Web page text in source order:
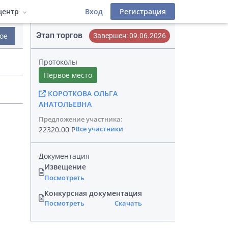
Лицензионный договор
Инструкции
Вход Регистрация
Этап торгов Завершен: 09.06.2026
Протоколы
Первое место
КОРОТКОВА ОЛЬГА
АНАТОЛЬЕВНА
Предложение участника:
22320.00 РВсе участники
Документация
Извещение
Посмотреть
Конкурсная документация
Посмотреть Скачать